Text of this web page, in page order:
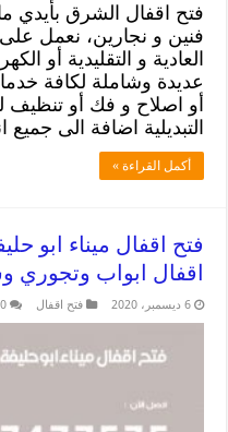
فتح اقفال الشرق بأيدي
فنين و نجارين، نعمل
العادية و التقليدية أو
عديدة وشاملة لكافة
أو اصلاح و فك أو تنظيف
التبديلية اضافة الى
أكمل القراءة »
اقفال ابواب وتجوري
6 ديسمبر، 2020 فتح اقفال 0